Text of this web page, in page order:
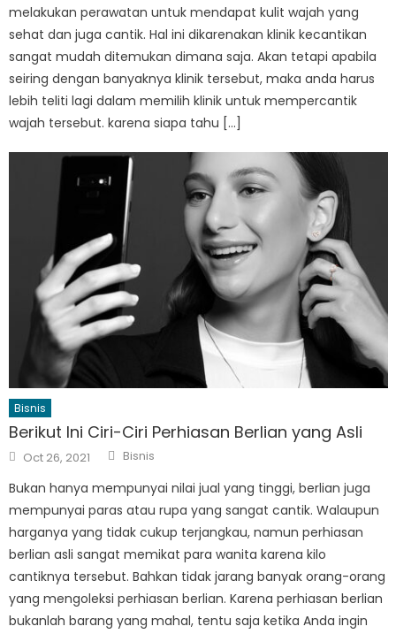
melakukan perawatan untuk mendapat kulit wajah yang
sehat dan juga cantik. Hal ini dikarenakan klinik kecantikan
sangat mudah ditemukan dimana saja. Akan tetapi apabila
seiring dengan banyaknya klinik tersebut, maka anda harus
lebih teliti lagi dalam memilih klinik untuk mempercantik
wajah tersebut. karena siapa tahu […]
Bisnis
Berikut Ini Ciri-Ciri Perhiasan Berlian yang Asli
Posted
on
Oct 26, 2021 Author
Bisnis
Bukan hanya mempunyai nilai jual yang tinggi, berlian juga
mempunyai paras atau rupa yang sangat cantik. Walaupun
harganya yang tidak cukup terjangkau, namun perhiasan
berlian asli sangat memikat para wanita karena kilo
cantiknya tersebut. Bahkan tidak jarang banyak orang-orang
yang mengoleksi perhiasan berlian. Karena perhiasan berlian
bukanlah barang yang mahal, tentu saja ketika Anda ingin